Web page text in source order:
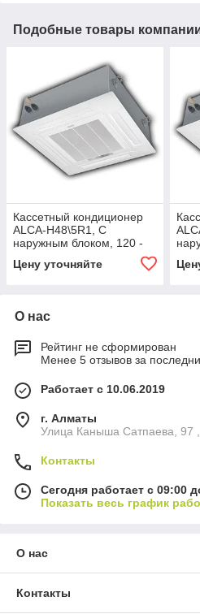
Подобные товары
Кассетный кондиционер
ALCA-H48\5R1, С
наружным блоком, 120 -
Цену уточняйте
О нас
Рейтинг не сформирован
Менее 5 отзывов за
Работает с 10.06.2019
г. Алматы
Улица Каныша Сатпаева, 97
Контакты
Сегодня работает с 09:00
Показать весь график
О нас
Контакты